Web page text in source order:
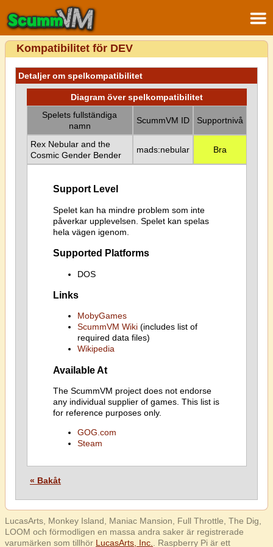
Kompatibilitet för DEV
Detaljer om spelkompatibilitet
Diagram över spelkompatibilitet
Spelets fullständiga
namn
ScummVM ID Supportnivå
Rex Nebular and the
Cosmic Gender Bender
mads:nebular Bra
Support Level
Spelet kan ha mindre problem som inte
påverkar upplevelsen. Spelet kan spelas
hela vägen igenom.
Supported Platforms
DOS
Links
MobyGames
ScummVM Wiki(includes list of
required data files)
Wikipedia
Available At
The ScummVM project does not endorse
any individual supplier of games. This list is
for reference purposes only.
GOG.com
Steam
« Bakåt
LucasArts, Monkey Island, Maniac Mansion, Full Throttle, The Dig,
LOOM och förmodligen en massa andra saker är registrerade
varumärken som tillhör LucasArts, Inc. . Raspberry Pi är ett